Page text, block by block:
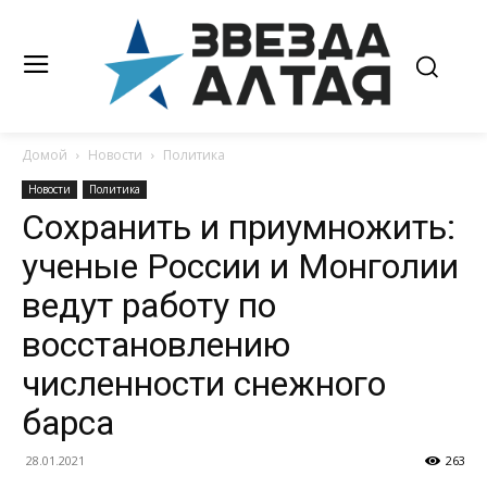
Домой Новости Политика
Новости Политика
Сохранить и приумножить:
ученые России и Монголии
ведут работу по
восстановлению
численности снежного
барса
28.01.2021 263